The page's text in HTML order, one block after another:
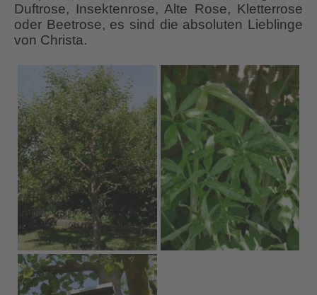
Duftrose, Insektenrose, Alte Rose, Kletterrose
oder Beetrose, es sind die absoluten Lieblinge
von Christa.